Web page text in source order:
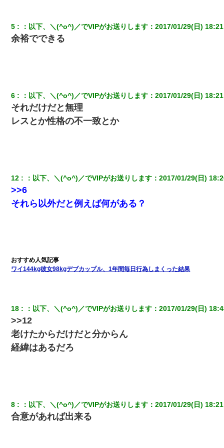
と電気を消すとミシッって音が…彼「ちょっと待ってて」→勢い
よくドアを開けるとなんと…
てるの！」私「ですから」上司「黙って聞きなさい！」私「それ
は」上司「言い訳しない！」→結果ｗｗｗｗｗ
昨日37歳のおばさんと行為したんだけどめちゃくちゃだった
父が他界→父のフリン相手『どうか相続を放棄して下さい、昔の
ことは謝ります。ごめんなさい…』私「お子さんはフリン略奪婚
って知ってるの？」相手『 』結果→
17年飼っていた犬が亡くなった。鼻水垂らし嗚咽する私に、猫が
３２歳俺「ずっと好きでした！！付き合って下さい！」 ２５歳
彼女「うん！！絶対幸せになろうね！！！！」 → ７年後ｗｗ
ｗｗｗ
私（23）冗談のつもりで上司（27）に胸を揉ませた結果・・・
｢昨日はお兄ちゃんと一緒にお風呂に入っちゃった～｣とか毎日兄
の話をしていたA子が事故で亡くなった。→Ａ子のお母さんの話に
驚愕…
5 ： 以下、＼(^o^)／でVIPがお送りします ：2017/01/29(日)
余裕でできる
6 ： 以下、＼(^o^)／でVIPがお送りします ：2017/01/29(日)
それだけだと無理
レスとか性格の不一致とか
12 ： 以下、＼(^o^)／でVIPがお送りします ：2017/01/29(日)
>>6
それら以外だと例えば何がある？
ワイ144kg彼女98kgデブカップル、1年間毎日行為しまくった結果
18 ： 以下、＼(^o^)／でVIPがお送りします ：2017/01/29(日)
>>12
老けたからだけだと分からん
経緯はあるだろ
8 ： 以下、＼(^o^)／でVIPがお送りします ：2017/01/29(日)
合意があれば出来る